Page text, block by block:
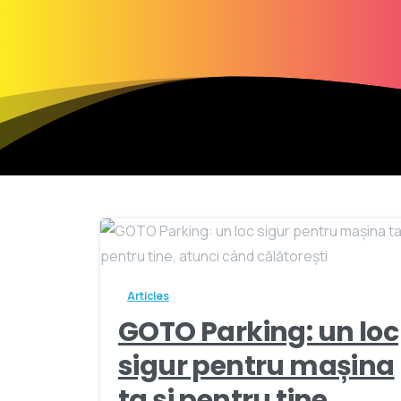
Articles
GOTO Parking: un loc
sigur pentru mașina